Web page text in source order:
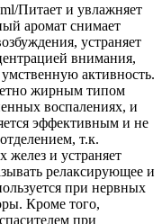
Питает и увлажняет
аромат снимает
устраняет
внимания,
активность.
жирным типом
воспалениях, и
эффективным и не
т.к.
желез и устраняет
релаксирующее и
при нервных
Кроме того,
при